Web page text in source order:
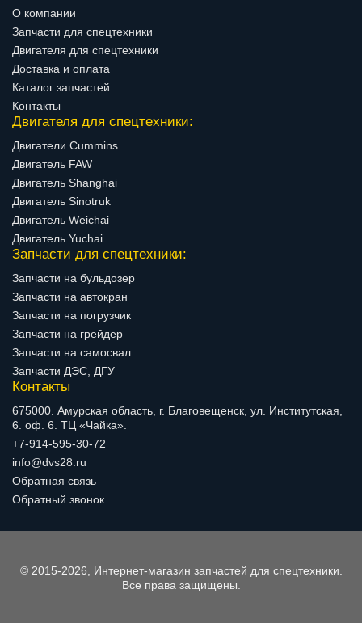
О компании
Запчасти для спецтехники
Двигателя для спецтехники
Доставка и оплата
Каталог запчастей
Контакты
Двигателя для спецтехники:
Двигатели Cummins
Двигатель FAW
Двигатель Shanghai
Двигатель Sinotruk
Двигатель Weichai
Двигатель Yuchai
Запчасти для спецтехники:
Запчасти на бульдозер
Запчасти на автокран
Запчасти на погрузчик
Запчасти на грейдер
Запчасти на самосвал
Запчасти ДЭС, ДГУ
Контакты
675000. Амурская область, г. Благовещенск, ул. Институтская,
6. оф. 6. ТЦ «Чайка».
+7-914-595-30-72
info@dvs28.ru
Обратная связь
Обратный звонок
© 2015-2026, Интернет-магазин запчастей для спецтехники.
Все права защищены.